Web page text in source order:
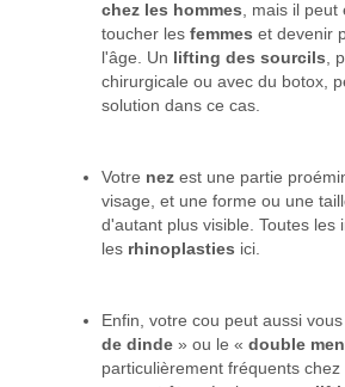
chez les hommes , mais il
toucher les femmes et devenir
l'âge. Un lifting des sourcils ,
chirurgicale ou avec du botox,
solution dans ce cas.
Votre nez est une partie
visage, et une forme ou une
d'autant plus visible. Toutes les
les rhinoplasties ici.
Enfin, votre cou peut aussi
de dinde» ou le « double
particulièrement fréquents